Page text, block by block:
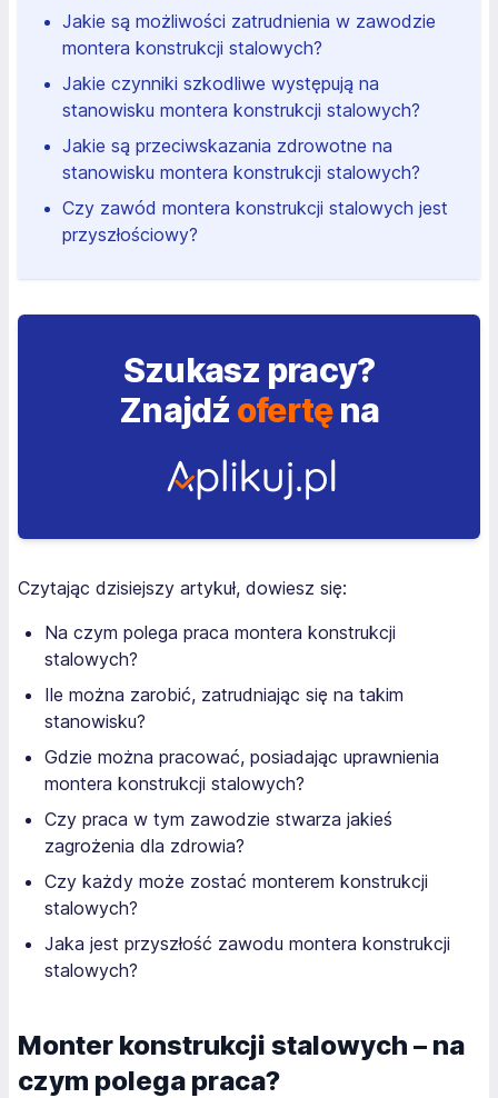
Jakie są możliwości zatrudnienia w zawodzie
montera konstrukcji stalowych?
Jakie czynniki szkodliwe występują na
stanowisku montera konstrukcji stalowych?
Jakie są przeciwskazania zdrowotne na
stanowisku montera konstrukcji stalowych?
Czy zawód montera konstrukcji stalowych jest
przyszłościowy?
Szukasz pracy?
Znajdź ofertęna
Czytając dzisiejszy artykuł, dowiesz się:
Na czym polega praca montera konstrukcji
stalowych?
Ile można zarobić, zatrudniając się na takim
stanowisku?
Gdzie można pracować, posiadając uprawnienia
montera konstrukcji stalowych?
Czy praca w tym zawodzie stwarza jakieś
zagrożenia dla zdrowia?
Czy każdy może zostać monterem konstrukcji
stalowych?
Jaka jest przyszłość zawodu montera konstrukcji
stalowych?
Monter konstrukcji stalowych – na
czym polega praca?